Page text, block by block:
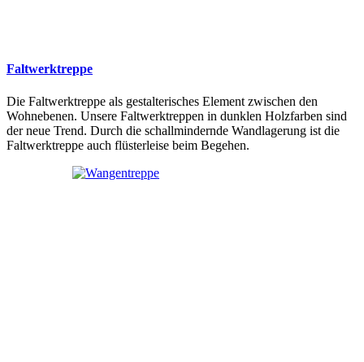
Faltwerktreppe
Die Faltwerktreppe als gestalterisches Element zwischen den
Wohnebenen. Unsere Faltwerktreppen in dunklen Holzfarben sind
der neue Trend. Durch die schallmindernde Wandlagerung ist die
Faltwerktreppe auch flüsterleise beim Begehen.